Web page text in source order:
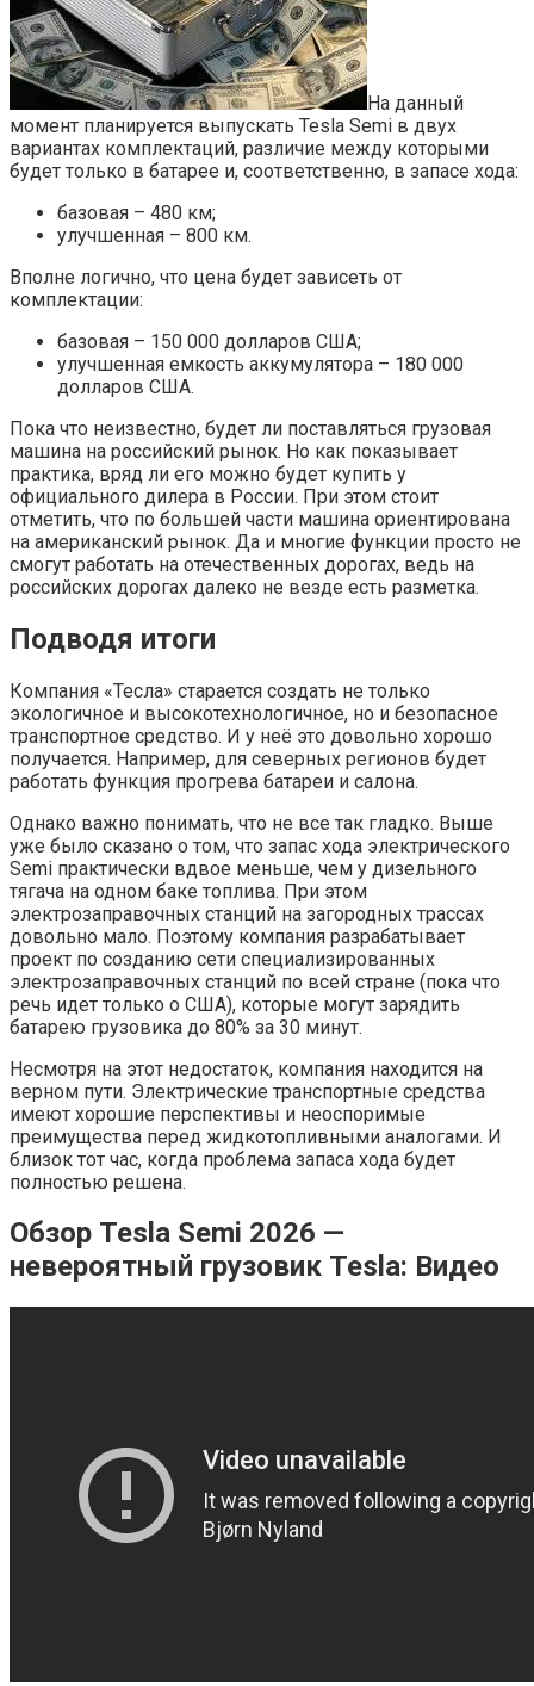
На данный
момент планируется выпускать Tesla Semi в двух
вариантах комплектаций, различие между которыми
будет только в батарее и, соответственно, в запасе хода:
базовая – 480 км;
улучшенная – 800 км.
Вполне логично, что цена будет зависеть от
комплектации:
базовая – 150 000 долларов США;
улучшенная емкость аккумулятора – 180 000
долларов США.
Пока что неизвестно, будет ли поставляться грузовая
машина на российский рынок. Но как показывает
практика, вряд ли его можно будет купить у
официального дилера в России. При этом стоит
отметить, что по большей части машина ориентирована
на американский рынок. Да и многие функции просто не
смогут работать на отечественных дорогах, ведь на
российских дорогах далеко не везде есть разметка.
Подводя итоги
Компания «Тесла» старается создать не только
экологичное и высокотехнологичное, но и безопасное
транспортное средство. И у неё это довольно хорошо
получается. Например, для северных регионов будет
работать функция прогрева батареи и салона.
Однако важно понимать, что не все так гладко. Выше
уже было сказано о том, что запас хода электрического
Semi практически вдвое меньше, чем у дизельного
тягача на одном баке топлива. При этом
электрозаправочных станций на загородных трассах
довольно мало. Поэтому компания разрабатывает
проект по созданию сети специализированных
электрозаправочных станций по всей стране (пока что
речь идет только о США), которые могут зарядить
батарею грузовика до 80% за 30 минут.
Несмотря на этот недостаток, компания находится на
верном пути. Электрические транспортные средства
имеют хорошие перспективы и неоспоримые
преимущества перед жидкотопливными аналогами. И
близок тот час, когда проблема запаса хода будет
полностью решена.
Обзор Tesla Semi 2026 —
невероятный грузовик Tesla: Видео